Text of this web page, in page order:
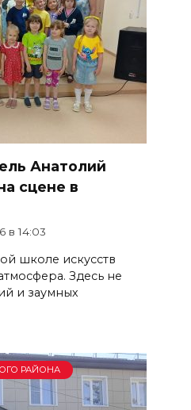
Анатолий
сцене в
в 14:03
школе искусств
Здесь не
и заумных
РАЙОНА